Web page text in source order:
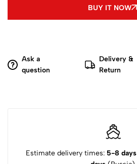
BUY IT NOW
Ask a
question
Delivery &
Return
Estimate delivery times: 5-8 days